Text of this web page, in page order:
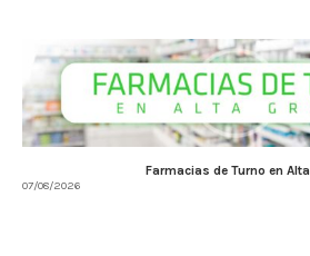
Farmacias de Turno en
07/08/2026